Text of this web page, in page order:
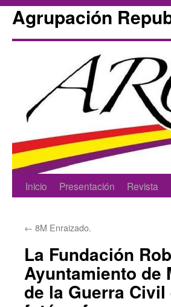
Agrupación
Skip
content
Inicio Presentación Revista
← 8M Enraizado.
La Fundación
Ayuntamiento de
de la Guerra